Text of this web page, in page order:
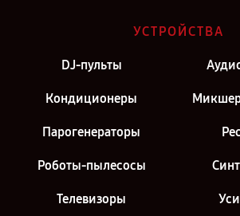
Ремонт домашнего кинотеатра
Ремонт домашнего кинотеатра
УСТРОЙСТВА
DJ-пульты
Кондиционеры
Парогенераторы
Роботы-пылесосы
Телевизоры